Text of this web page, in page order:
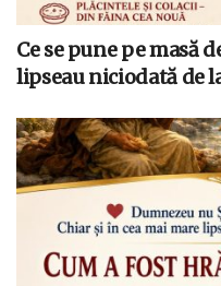
Ce se pune pe masă
lipseau niciodată de